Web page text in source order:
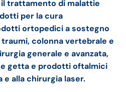
trattamento di malattie
per la cura
ortopedici a sostegno
colonna vertebrale e
generale e avanzata,
getta e prodotti oftalmici
alla chirurgia laser.